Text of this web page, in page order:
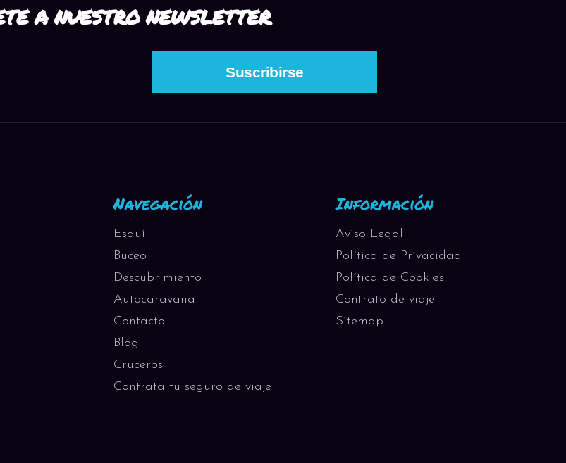
A NUESTRO NEWSLETTER
Navegación
Esquí
Buceo
Descubrimiento
Autocaravana
Contacto
Blog
Cruceros
Contrata tu seguro de viaje
Información
Aviso Legal
Política de Privacidad
Política de Cookies
Contrato de viaje
Sitemap